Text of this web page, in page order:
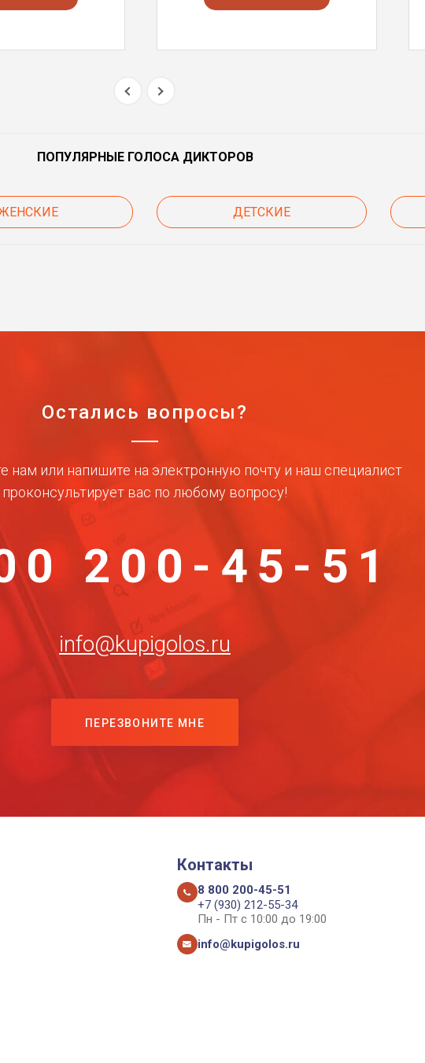
ПОПУЛЯРНЫЕ ГОЛОСА ДИКТОРОВ
ДЕТСКИЕ
Остались вопросы?
нам или напишите на электронную почту и наш специалист
проконсультирует вас по любому вопросу!
200-45-51
info@kupigolos.ru
ПЕРЕЗВОНИТЕ МНЕ
Контакты
8 800 200-45-51
+7 (930) 212-55-34
Пн - Пт с 10:00 до 19:00
info@kupigolos.ru